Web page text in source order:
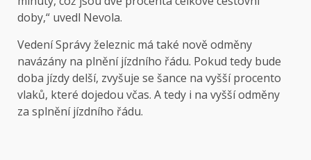
doby,“ uvedl Nevola.
Vedení Správy železnic má také nově odměny
navázány na plnění jízdního řádu. Pokud tedy bude
doba jízdy delší, zvyšuje se šance na vyšší procento
vlaků, které dojedou včas. A tedy i na vyšší odměny
za splnění jízdního řádu.